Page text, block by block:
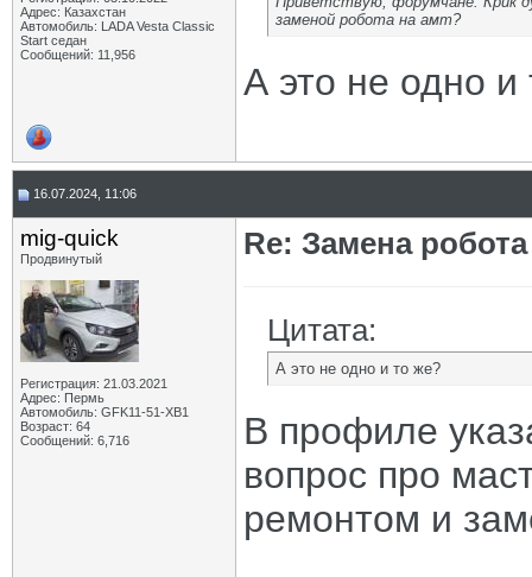
Адрес: Казахстан
Автомобиль: LADA Vesta Classic
Start седан
Сообщений: 11,956
заменой робота на амт?
А это не одно и
16.07.2024, 11:06
mig-quick
Продвинутый
Регистрация: 21.03.2021
Адрес: Пермь
Автомобиль: GFK11-51-ХВ1
Возраст: 64
Сообщений: 6,716
Re: Замена
Цитата:
А это не одно и то же?
В профиле
вопрос про
ремонтом и